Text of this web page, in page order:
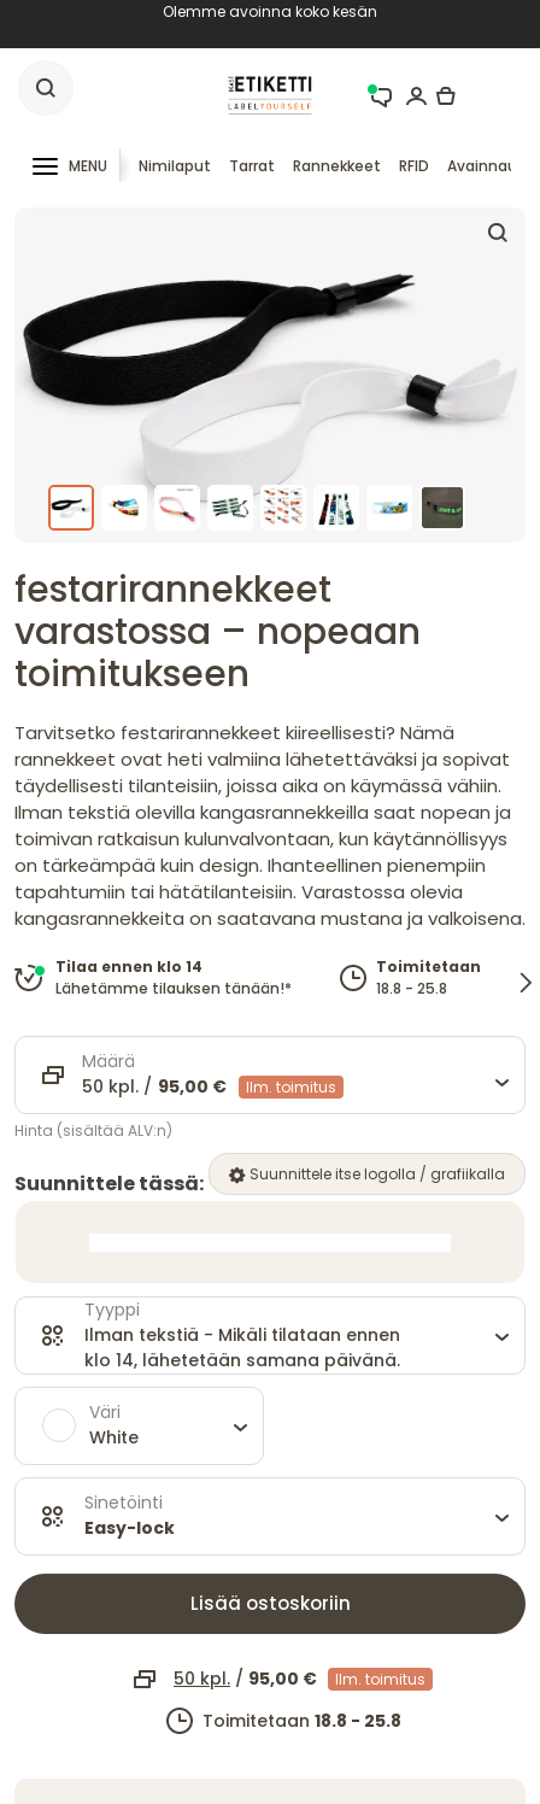
Olemme avoinna koko kesän
MENU Nimilaput Tarrat Rannekkeet RFID
festarirannekkeet
varastossa – nopeaan
toimitukseen
Tarvitsetko festarirannekkeet kiireellisesti? Nämä
rannekkeet ovat heti valmiina lähetettäväksi ja sopivat
täydellisesti tilanteisiin, joissa aika on käymässä vähiin.
Ilman tekstiä olevilla kangasrannekkeilla saat nopean ja
toimivan ratkaisun kulunvalvontaan, kun käytännöllisyys
on tärkeämpää kuin design. Ihanteellinen pienempiin
tapahtumiin tai hätätilanteisiin. Varastossa olevia
kangasrannekkeita on saatavana mustana ja valkoisena.
Tilaa ennen klo 14
Lähetämme tilauksen tänään!*
Toimitetaan
18.8 - 25.8
Määrä
50 kpl. / 95,00 € Ilm. toimitus
Hinta (sisältää ALV:n)
Suunnittele tässä: Suunnittele itse logolla / grafiikalla
Tyyppi
Ilman tekstiä - Mikäli tilataan ennen
klo 14, lähetetään samana päivänä.
Väri
White
Sinetöinti
Easy-lock
Lisää ostoskoriin
50 kpl. / 95,00 € Ilm. toimitus
Toimitetaan 18.8 - 25.8